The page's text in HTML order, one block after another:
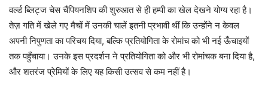
वर्ल्ड ब्लिट्ज चेस चैंपियनशिप की शुरुआत से ही हम्पी का खेल देखने योग्य रहा है।
तेज़ गति में खेले गए मैचों में उनकी चालें इतनी प्रभावी थीं कि उन्होंने न केवल
अपनी निपुणता का परिचय दिया, बल्कि प्रतियोगिता के रोमांच को भी नई ऊँचाइयों
तक पहुँचाया। उनके इस प्रदर्शन ने प्रतियोगिता को और भी रोमांचक बना दिया है,
और शतरंज प्रेमियों के लिए यह किसी उत्सव से कम नहीं है।